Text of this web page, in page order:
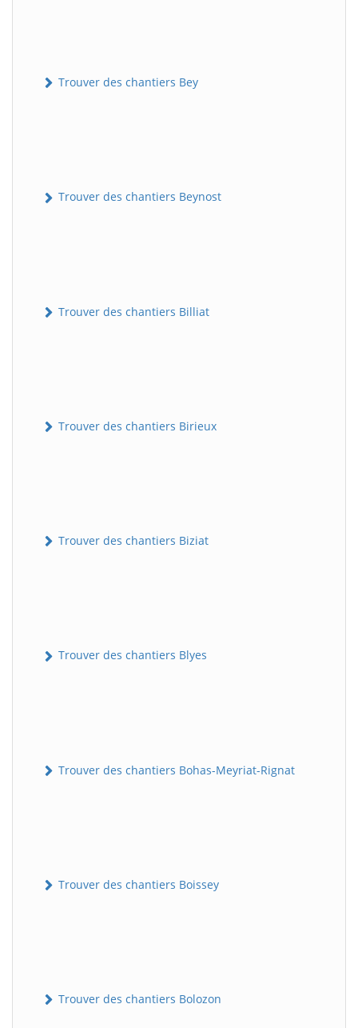
Trouver des chantiers Bey
Trouver des chantiers Beynost
Trouver des chantiers Billiat
Trouver des chantiers Birieux
Trouver des chantiers Biziat
Trouver des chantiers Blyes
Trouver des chantiers Bohas-Meyriat-Rignat
Trouver des chantiers Boissey
Trouver des chantiers Bolozon